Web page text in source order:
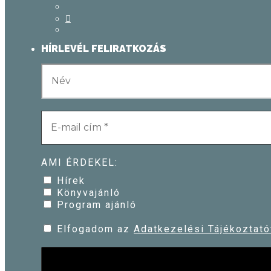
HÍRLEVÉL FELIRATKOZÁS
AMI ÉRDEKEL:
Hírek
Könyvajánló
Program ajánló
Elfogadom az Adatkezelési